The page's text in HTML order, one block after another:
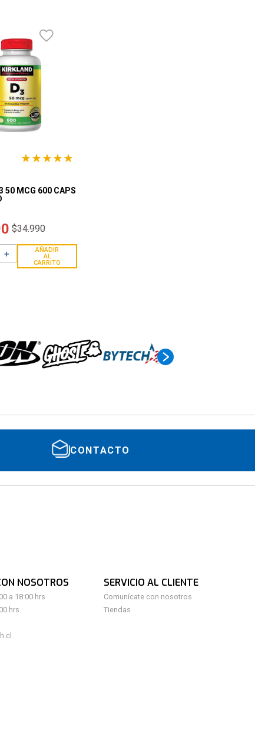
★★★★★
50 MCG 600 CAPS
$34.990
＋
AÑADIR
AL
CARRITO
CONTACTO
NOSOTROS
a 18:00 hrs
hrs
SERVICIO AL CLIENTE
Comunícate con nosotros
Tiendas